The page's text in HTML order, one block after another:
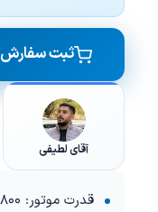
ثبت سفارش
آقای لطیفی
قدرت موتور: 1800 وات